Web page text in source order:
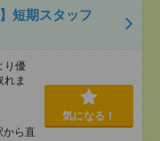
短期スタッフ
り優
ま
ら直
気になる！